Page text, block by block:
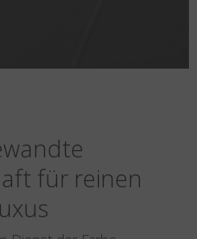
für reinen